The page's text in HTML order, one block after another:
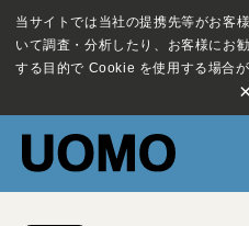
当サイトでは当社の提携先等がお客
いて調査・分析したり、お客様にお
する目的で Cookie を使用する場合が
×